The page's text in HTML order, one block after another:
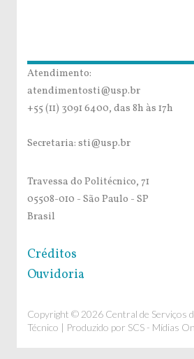
Atendimento:
atendimentosti@usp.br
+55 (11) 3091 6400, das 8h às 17h
Secretaria: sti@usp.br
Travessa do Politécnico, 71
05508-010 - São Paulo - SP
Brasil
Créditos
Ouvidoria
Copyright © 2026 Central de Serviços
Técnico | Produzido por SCS - Mídias